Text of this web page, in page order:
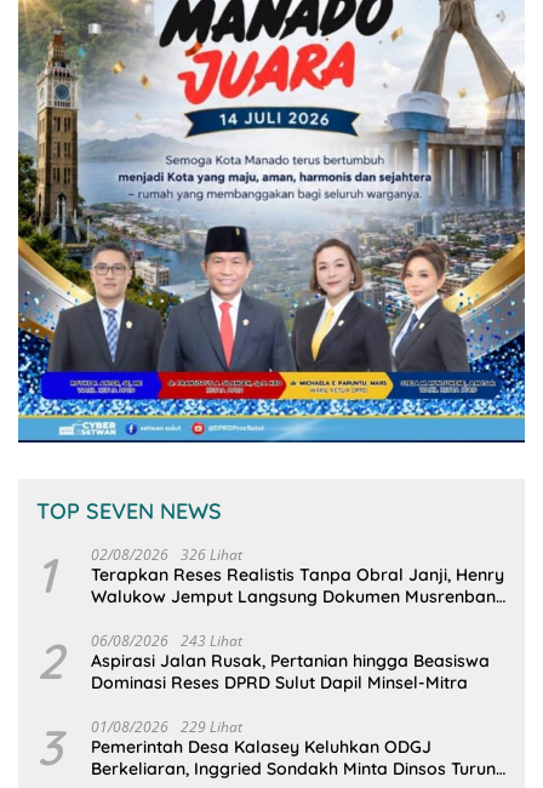
TOP SEVEN NEWS
1 02/08/2026 326 Lihat
Terapkan Reses Realistis Tanpa Obral Janji, Henry
Walukow Jemput Langsung Dokumen Musrenbang
2 06/08/2026 243 Lihat
Aspirasi Jalan Rusak, Pertanian hingga Beasiswa
Dominasi Reses DPRD Sulut Dapil Minsel-Mitra
3 01/08/2026 229 Lihat
Pemerintah Desa Kalasey Keluhkan ODGJ
Berkeliaran, Inggried Sondakh Minta Dinsos Turun